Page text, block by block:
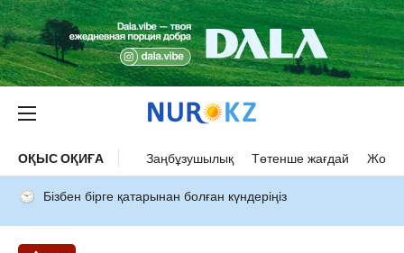
ОҚЫС ОҚИҒА Заңбұзушылық Төтенше жағдай Жол
Бізбен бірге қатарынан болған күндеріңіз